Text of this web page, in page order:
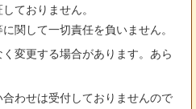
ておりません。
関して一切責任を負いません。
変更する場合があります。あら
わせは受付しておりませんので